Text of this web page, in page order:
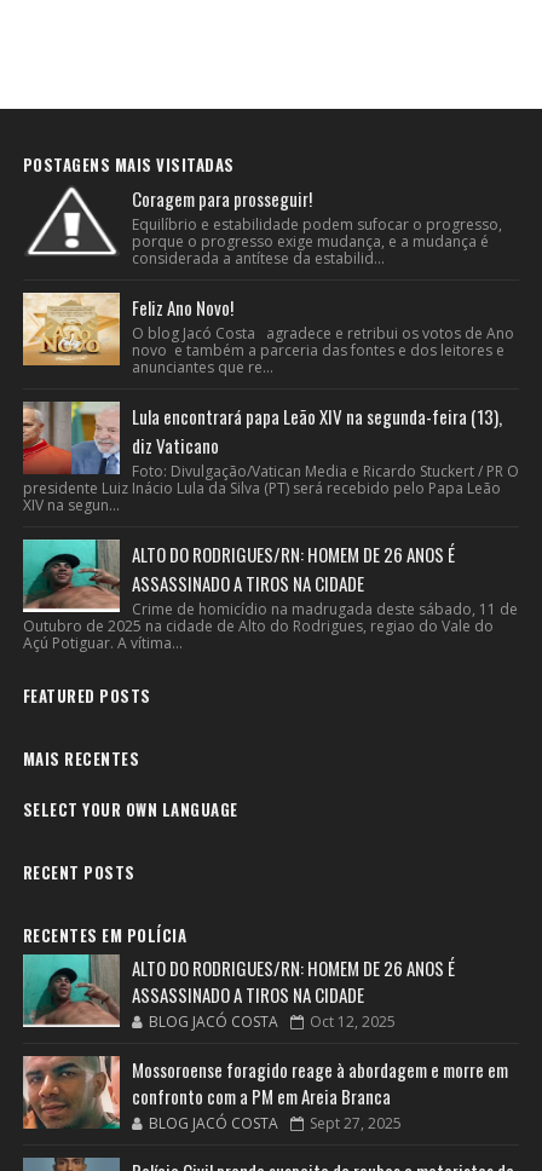
POSTAGENS MAIS VISITADAS
Coragem para prosseguir!
Equilíbrio e estabilidade podem sufocar o progresso,
porque o progresso exige mudança, e a mudança é
considerada a antítese da estabilid...
Feliz Ano Novo!
O blog Jacó Costa agradece e retribui os votos de Ano
novo e também a parceria das fontes e dos leitores e
anunciantes que re...
Lula encontrará papa Leão XIV na segunda-feira (13),
diz Vaticano
Foto: Divulgação/Vatican Media e Ricardo Stuckert / PR O
presidente Luiz Inácio Lula da Silva (PT) será recebido pelo Papa Leão
XIV na segun...
ALTO DO RODRIGUES/RN: HOMEM DE 26 ANOS É
ASSASSINADO A TIROS NA CIDADE
Crime de homicídio na madrugada deste sábado, 11 de
Outubro de 2025 na cidade de Alto do Rodrigues, regiao do Vale do
Açú Potiguar. A vítima...
FEATURED POSTS
MAIS RECENTES
SELECT YOUR OWN LANGUAGE
RECENT POSTS
RECENTES EM POLÍCIA
ALTO DO RODRIGUES/RN: HOMEM DE 26 ANOS É
ASSASSINADO A TIROS NA CIDADE
BLOG JACÓ COSTA Oct 12, 2025
Mossoroense foragido reage à abordagem e morre em
confronto com a PM em Areia Branca
BLOG JACÓ COSTA Sept 27, 2025